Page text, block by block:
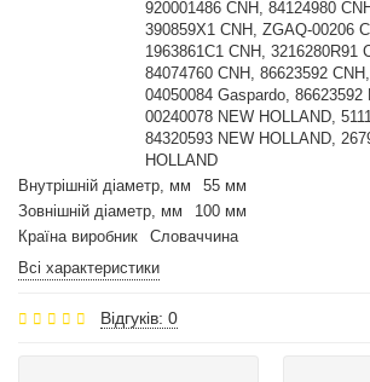
920001486 CNH, 84124980
390859X1 CNH, ZGAQ-00206
1963861C1 CNH, 3216280R91
84074760 CNH, 86623592
04050084 Gaspardo, 86623592
00240078 NEW HOLLAND,
84320593 NEW HOLLAND,
HOLLAND
Внутрішній діаметр, мм
55 мм
Зовнішній діаметр, мм
100 мм
Країна виробник
Словаччина
Всі характеристики
Відгуків: 0